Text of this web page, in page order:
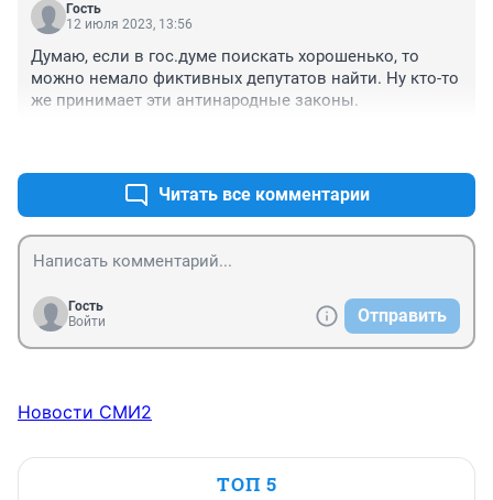
Гость
12 июля 2023, 13:56
Думаю, если в гос.думе поискать хорошенько, то
можно немало фиктивных депутатов найти. Ну кто-то
же принимает эти антинародные законы.
Читать все комментарии
Гость
Войти
Отправить
Новости СМИ2
ТОП 5